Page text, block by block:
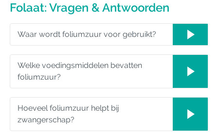
Folaat: Vragen & Antwoorden
Waar wordt foliumzuur voor gebruikt?
Welke voedingsmiddelen bevatten
foliumzuur?
Hoeveel foliumzuur helpt bij
zwangerschap?